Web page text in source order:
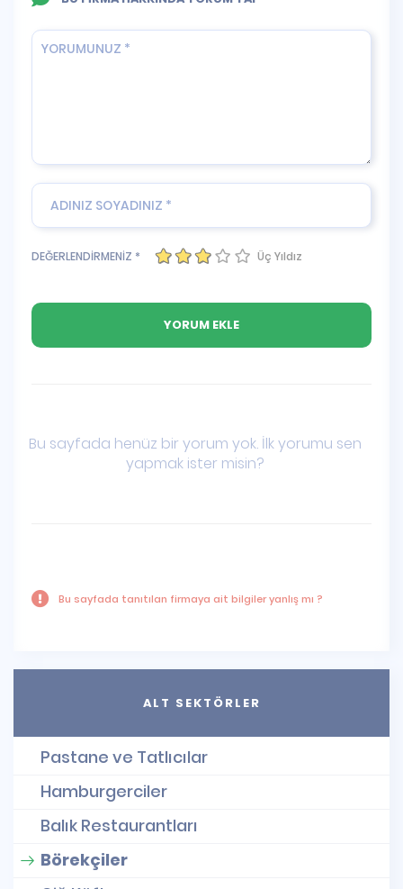
DEĞERLENDİRMENİZ * Üç Yıldız
Bu sayfada henüz bir yorum yok. İlk yorumu sen
yapmak ister misin?
Bu sayfada tanıtılan firmaya ait bilgiler yanlış mı ?
ALT SEKTÖRLER
Pastane ve Tatlıcılar
Hamburgerciler
Balık Restaurantları
Börekçiler